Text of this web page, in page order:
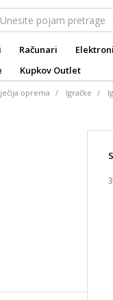
Računari
Kupkov Outlet
oprema Igračke